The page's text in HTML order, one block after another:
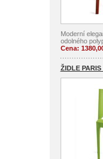
Moderní
odolného
Cena:
ŽIDLE